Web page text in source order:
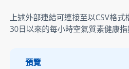
上述外部連結可連接至以CSV格
30日以來的每小時空氣質素健康指
預覽